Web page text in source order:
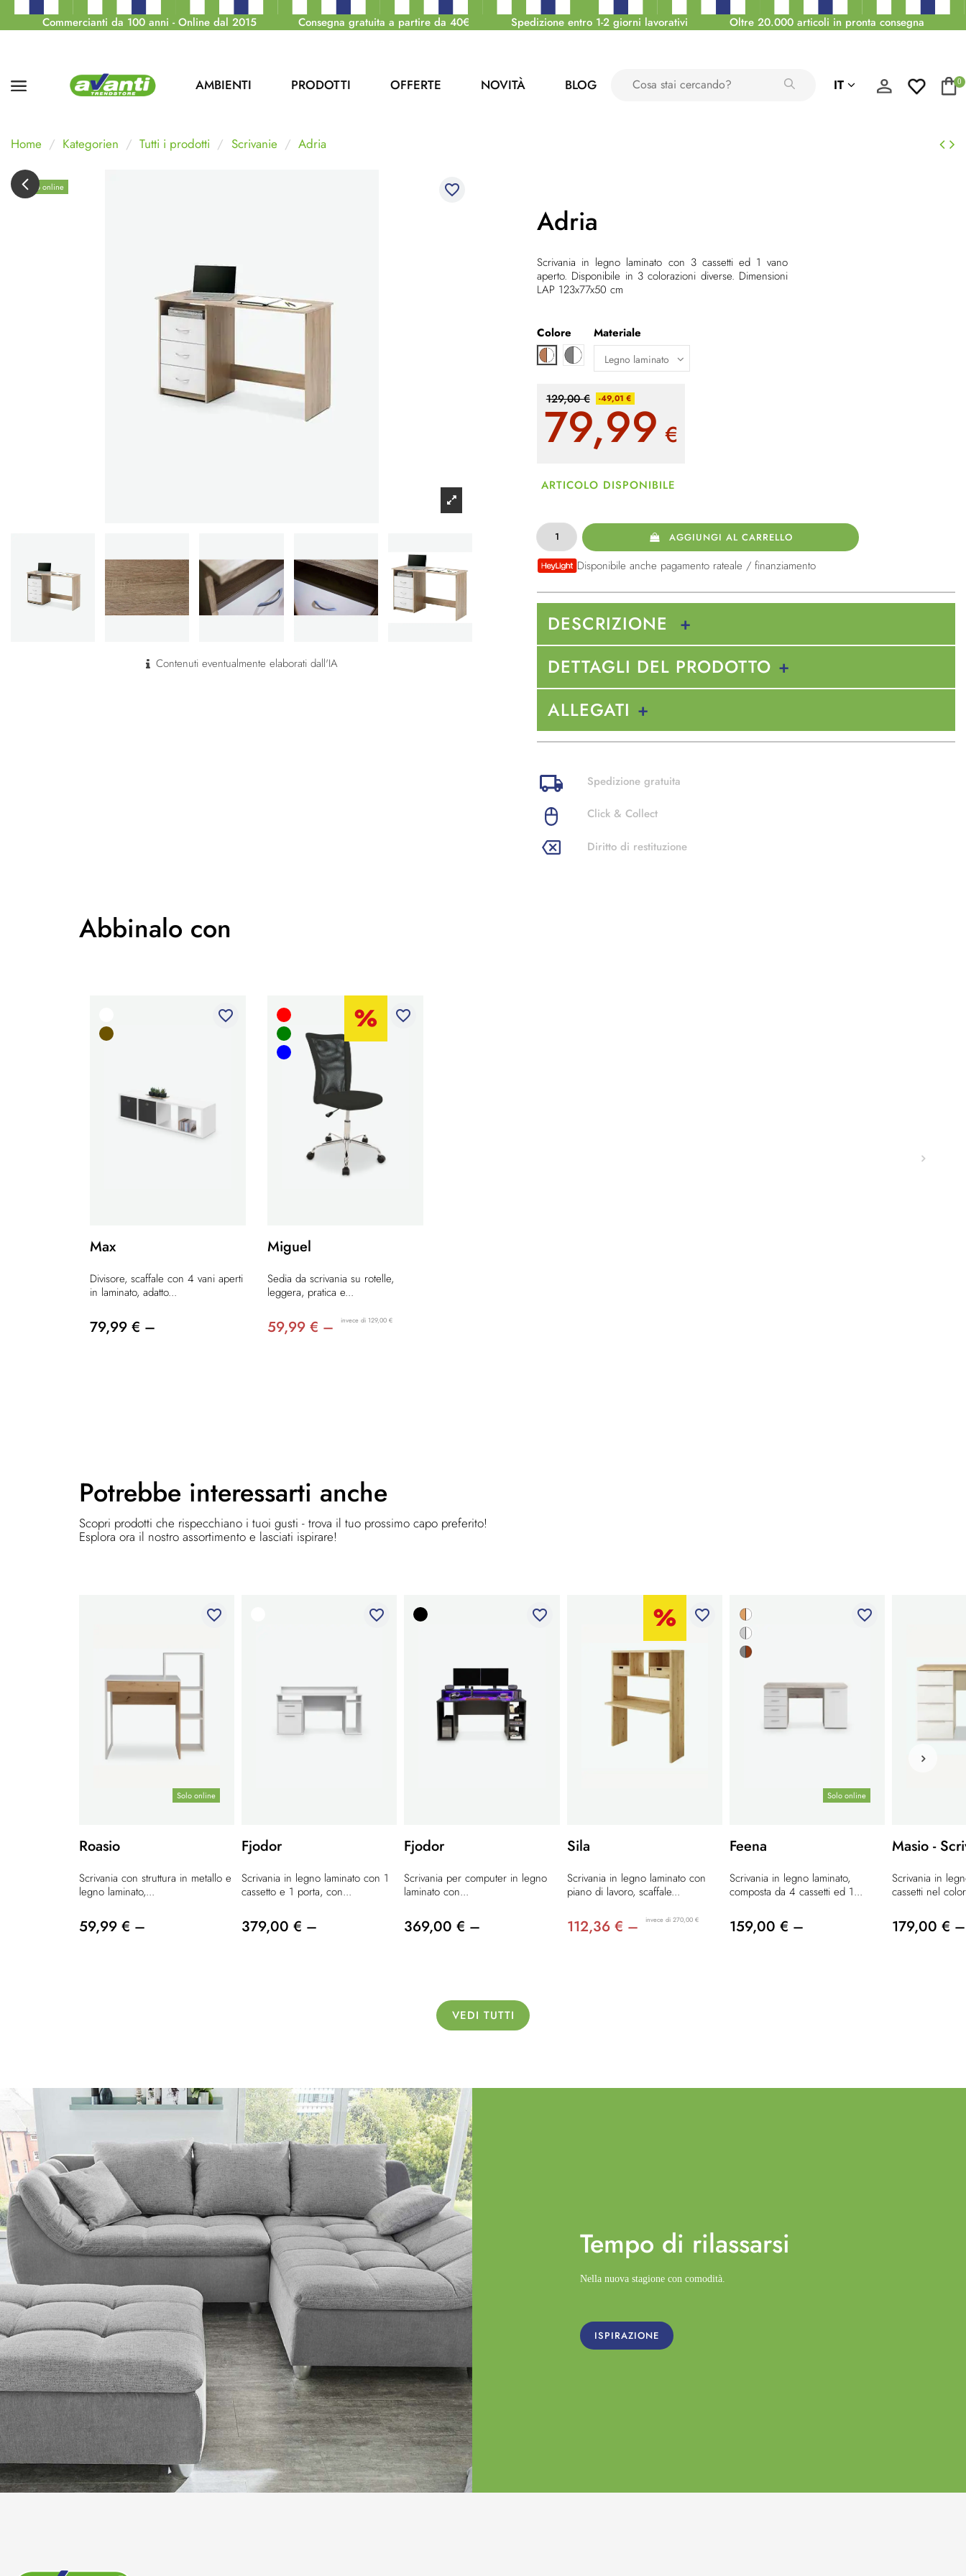
Commercianti da 100 anni - Online dal 2015 Consegna gratuita a partire da 40€ Spedizione entro 1-2 giorni lavorativi Oltre 20.000 articoli in pronta consegna
AMBIENTI PRODOTTI OFFERTE NOVITÀ BLOG IT 0
Home Kategorien Tutti i prodotti Scrivanie Adria
Solo online favorite_border
Contenuti eventualmente elaborati dall'IA
Adria
Scrivania in legno laminato con 3 cassetti ed 1 vano
aperto. Disponibile in 3 colorazioni diverse. Dimensioni
LAP 123x77x50 cm
Colore
Marrone / bianco
Bianco / grigio
Materiale
129,00 € -49,01 €
79,99 €
ARTICOLO DISPONIBILE
AGGIUNGI AL CARRELLO
Disponibile anche pagamento rateale / finanziamento
DESCRIZIONE
DETTAGLI DEL PRODOTTO
ALLEGATI
Spedizione gratuita
Click & Collect
Diritto di restituzione
Abbinalo con
favorite_border
Max
Divisore, scaffale con 4 vani aperti
in laminato, adatto...
79,99 € –
favorite_border
Miguel
Sedia da scrivania su rotelle,
leggera, pratica e...
59,99 € – invece di 129,00 €
Potrebbe interessarti anche
Scopri prodotti che rispecchiano i tuoi gusti - trova il tuo prossimo capo preferito!
Esplora ora il nostro assortimento e lasciati ispirare!
Solo online
favorite_border
Roasio
Scrivania con struttura in metallo e
legno laminato,...
59,99 € –
favorite_border
Fjodor
Scrivania in legno laminato con 1
cassetto e 1 porta, con...
379,00 € –
favorite_border
Fjodor
Scrivania per computer in legno
laminato con...
369,00 € –
favorite_border
Sila
Scrivania in legno laminato con
piano di lavoro, scaffale...
112,36 € – invece di 270,00 €
Solo online
favorite_border
Feena
Scrivania in legno laminato,
composta da 4 cassetti ed 1...
159,00 € –
Masio -
Scrivania in
cassetti nel
179,00 € –
VEDI TUTTI
Tempo di rilassarsi
Nella nuova stagione con comodità.
ISPIRAZIONE